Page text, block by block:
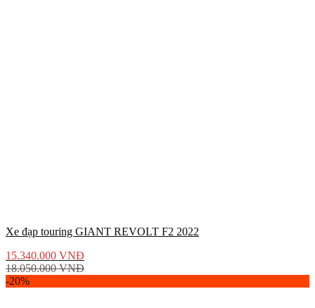
Xe đạp touring GIANT REVOLT F2 2022
15.340.000 VNĐ
18.050.000VNĐ
-20%